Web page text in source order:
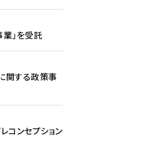
業」を受託
関する政策事
コンセプション